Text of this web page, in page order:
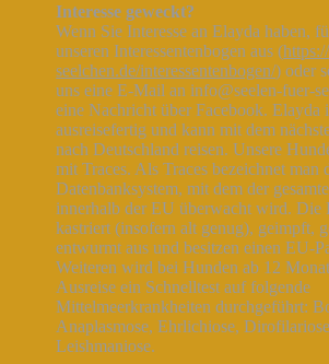
Interesse geweckt?
Wenn Sie Interesse an Elayda haben,
unseren Interessentenbogen aus (
seelchen.de/interessentenbogen/) oder
uns eine E-Mail an info@seelen-fuer-
eine Nachricht über Facebook. Elayda
ausreisefertig und kann mit dem
nach Deutschland reisen. Unsere
mit Traces. Als Traces bezeichnet man
Datenbanksystem, mit dem der
innerhalb der EU überwacht wird. Die
kastriert (insofern alt genug), geimpft,
entwurmt aus und besitzen einen EU-
Weiteren wird bei Hunden ab 12
Ausreise ein Schnelltest auf folgende
Mittelmeerkrankheiten durchgeführt:
Anaplasmose, Ehrlichiose,
Leishmaniose.